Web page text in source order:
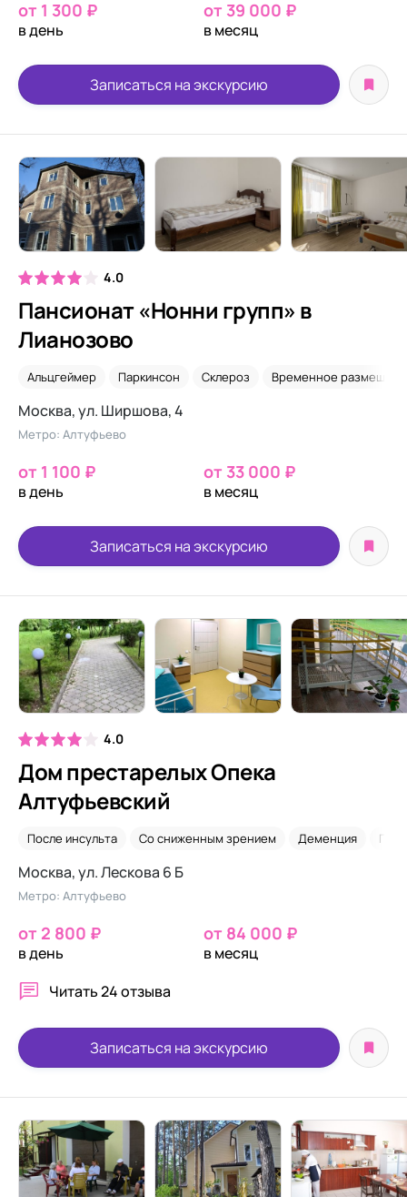
от 1 300 ₽
в день
от 39 000 ₽
в месяц
Записаться на экскурсию
4.0
Пансионат «Нонни групп» в
Лианозово
Альцгеймер Паркинсон Склероз Временное
Москва, ул. Ширшова, 4
Метро: Алтуфьево
от 1 100 ₽
в день
от 33 000 ₽
в месяц
Записаться на экскурсию
4.0
Дом престарелых Опека
Алтуфьевский
После инсульта Со сниженным зрением Деменция
Москва, ул. Лескова 6 Б
Метро: Алтуфьево
от 2 800 ₽
в день
от 84 000 ₽
в месяц
Читать24 отзыва
Записаться на экскурсию